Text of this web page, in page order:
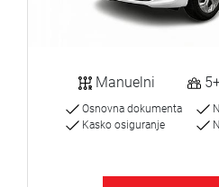
Manuelni
Osnovna dokumenta
Kasko osiguranje